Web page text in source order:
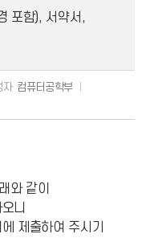
포함), 서약서,
자 컴퓨터공학부
와 같이
니
제출하여 주시기